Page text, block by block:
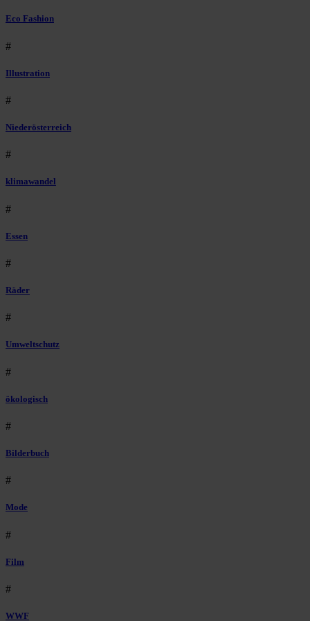
Eco Fashion
#
Illustration
#
Niederösterreich
#
klimawandel
#
Essen
#
Räder
#
Umweltschutz
#
ökologisch
#
Bilderbuch
#
Mode
#
Film
#
WWF